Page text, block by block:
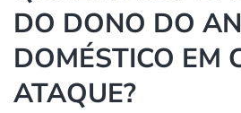
DO DONO DO
DOMÉSTICO EM
ATAQUE?